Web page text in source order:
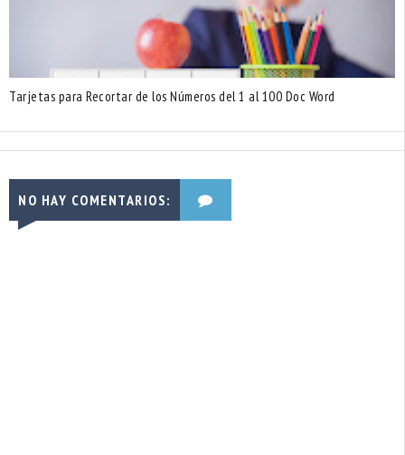
Tarjetas para Recortar de los Números del 1 al 100 Doc Word
NO HAY COMENTARIOS: